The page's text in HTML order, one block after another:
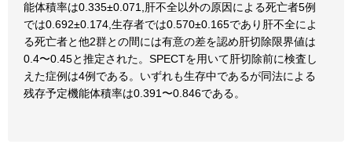
能体積率は0.335±0.071,肝不全以外の原因による死亡者5例
では0.692±0.174,生存者では0.570±0.165であり肝不全によ
る死亡者と他2群との間には有意の差を認め肝切除限界値は
0.4〜0.45と推定された。SPECTを用いて肝切除前に検査し
えた症例は4例である。いずれも生存中であるが同法による
残存予定機能体積率は0.391〜0.846である。